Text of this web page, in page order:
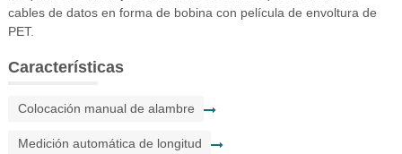
cables de datos en forma de bobina con película de envoltura de
PET.
Características
Colocación manual de alambre
Medición automática de longitud